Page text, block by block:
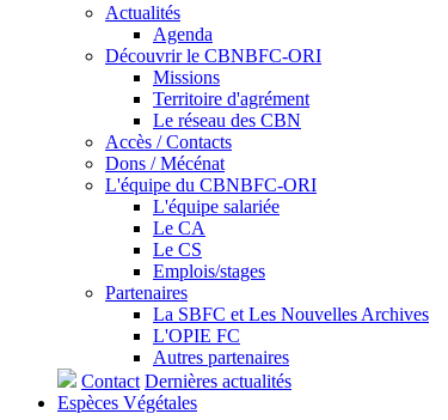
Actualités
Agenda
Découvrir le CBNBFC-ORI
Missions
Territoire d'agrément
Le réseau des CBN
Accès / Contacts
Dons / Mécénat
L'équipe du CBNBFC-ORI
L'équipe salariée
Le CA
Le CS
Emplois/stages
Partenaires
La SBFC et Les Nouvelles Archives
L'OPIE FC
Autres partenaires
Contact Dernières actualités
Espèces Végétales